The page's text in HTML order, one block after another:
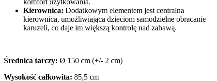
Kierownica: Dodatkowym elementem jest centralna
kierownica, umożliwiająca dzieciom samodzielne obracanie
karuzeli, co daje im większą kontrolę nad zabawą.
Średnica tarczy: Ø 150 cm (+/- 2 cm)
Wysokość całkowita: 85,5 cm